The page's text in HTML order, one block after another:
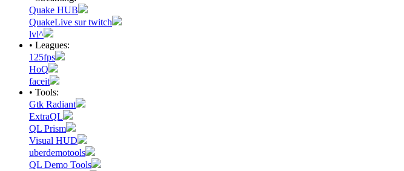
Quake HUB
QuakeLive sur twitch
lvl^
• Leagues:
125fps
HoQ
faceit
• Tools:
Gtk Radiant
ExtraQL
QL Prism
Visual HUD
uberdemotools
QL Demo Tools